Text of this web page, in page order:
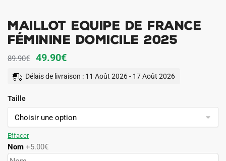
Maillot Equipe de France
Féminine Domicile 2025
89.90€
Le
prix
89.90€.
49.90€Le
prix
49.90€.
Délais de livraison : 11 Août 2026 - 17 Août 2026
Taille
Effacer
Nom +5.00€